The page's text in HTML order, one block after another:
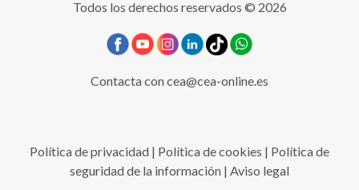
Todos los derechos reservados © 2026
Contacta concea@cea-online.es
Política de privacidad | Política de cookies | Política de
seguridad de la información | Aviso legal